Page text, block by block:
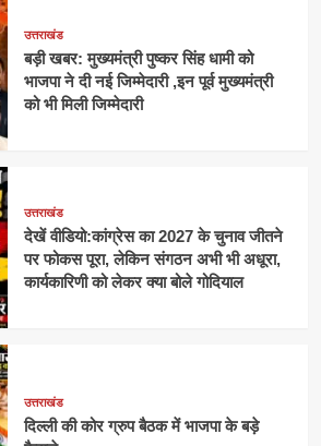
उत्तराखंड
बड़ी खबर: मुख्यमंत्री पुष्कर सिंह धामी को
भाजपा ने दी नई जिम्मेदारी ,इन पूर्व मुख्यमंत्री
को भी मिली जिम्मेदारी
उत्तराखंड
देखें वीडियो:कांग्रेस का 2027 के चुनाव जीतने
पर फोकस पूरा, लेकिन संगठन अभी भी अधूरा,
कार्यकारिणी को लेकर क्या बोले गोदियाल
उत्तराखंड
दिल्ली की कोर ग्रुप बैठक में भाजपा के बड़े